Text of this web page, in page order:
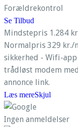
Forældrekontrol
Se Tilbud
Mindstepris 1.284
Normalpris 329
sikkerhed - Wifi-
trådløst modem
annonce link.
Læs mereSkjul
Ingen anmeldelser